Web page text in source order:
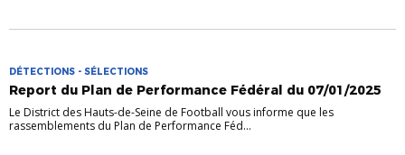
DÉTECTIONS - SÉLECTIONS
Report du Plan de Performance Fédéral du 07/01/2025
Le District des Hauts-de-Seine de Football vous informe que les
rassemblements du Plan de Performance Féd...